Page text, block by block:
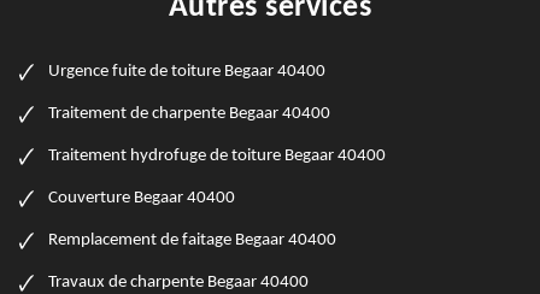
Autres services
Urgence fuite de toiture Begaar 40400
Traitement de charpente Begaar 40400
Traitement hydrofuge de toiture Begaar 40400
Couverture Begaar 40400
Remplacement de faitage Begaar 40400
Travaux de charpente Begaar 40400